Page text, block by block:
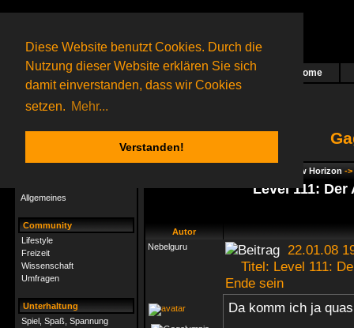
Diese Website benutzt Cookies. Durch die
Nutzung dieser Website erklären Sie sich
damit einverstanden, dass wir Cookies
setzen. Mehr...
Verstanden!
Das nächste Rätsel ist in Arbeit Home
67 Gagolganeronline(0 registrierte und 67 Gäste)
Gagolganer:
9732Rätsel online:
Allgemeines
Community
Lifestyle
Freizeit
Wissenschaft
Umfragen
Unterhaltung
Spiel, Spaß, Spannung
Gagolga - New Horizon ->
Level 111:
Autor
Nebelguru
22.01.08
Titel: Level 111:
Ende sein
Da komm ich ja